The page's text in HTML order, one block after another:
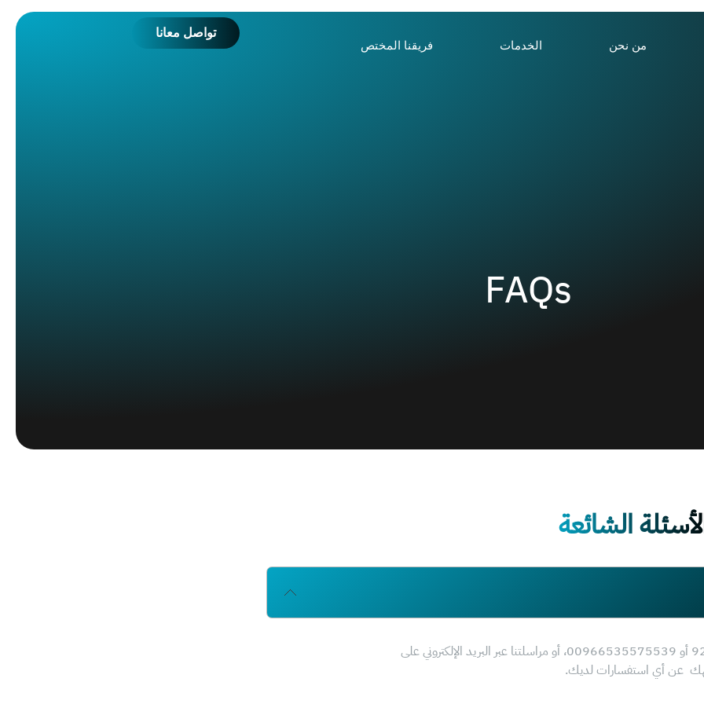
من نحن الخدمات فريقنا المختص
تواصل معانا
FAQs
الشائعة
لحجز المواعيد، يرجى الاتصال بنا مباشرة على الرقم 920011535 أو 00966535575539، أو مراسلتنا عبر البريد الإلكتروني على